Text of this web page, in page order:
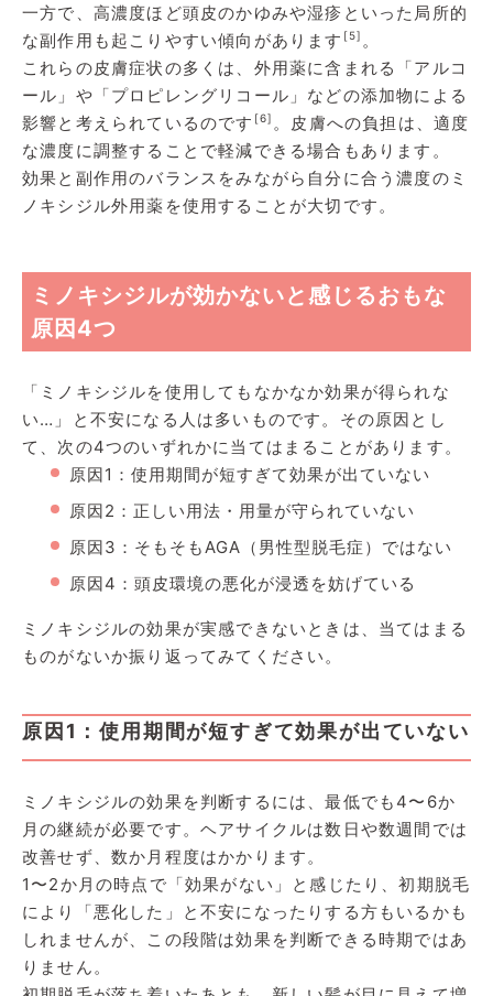
一方で、高濃度ほど頭皮のかゆみや湿疹といった局所的
な副作用も起こりやすい傾向があります [5] 。
これらの皮膚症状の多くは、外用薬に含まれる「アルコ
ール」や「プロピレングリコール」などの添加物による
影響と考えられているのです [6] 。皮膚への負担は、適度
な濃度に調整することで軽減できる場合もあります。
効果と副作用のバランスをみながら自分に合う濃度のミ
ノキシジル外用薬を使用することが大切です。
ミノキシジルが効かないと感じるおもな
原因4つ
「ミノキシジルを使用してもなかなか効果が得られな
い…」と不安になる人は多いものです。その原因とし
て、次の4つのいずれかに当てはまることがあります。
原因1：使用期間が短すぎて効果が出ていない
原因2：正しい用法・用量が守られていない
原因3：そもそもAGA（男性型脱毛症）ではない
原因4：頭皮環境の悪化が浸透を妨げている
ミノキシジルの効果が実感できないときは、当てはまる
ものがないか振り返ってみてください。
原因1：使用期間が短すぎて効果が出ていない
ミノキシジルの効果を判断するには、最低でも4〜6か
月の継続が必要です。ヘアサイクルは数日や数週間では
改善せず、数か月程度はかかります。
1〜2か月の時点で「効果がない」と感じたり、初期脱毛
により「悪化した」と不安になったりする方もいるかも
しれませんが、この段階は効果を判断できる時期ではあ
りません。